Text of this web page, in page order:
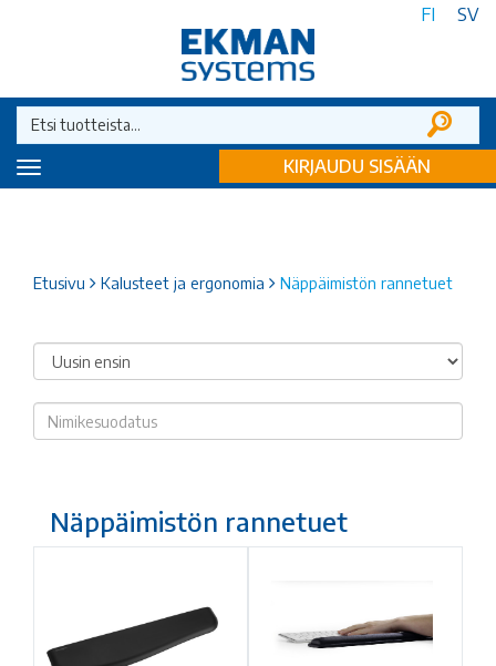
FI SV
Toggle
KIRJAUDU SISÄÄN
Etusivu Kalusteet ja ergonomia Näppäimistön rannetuet
Näppäimistön rannetuet